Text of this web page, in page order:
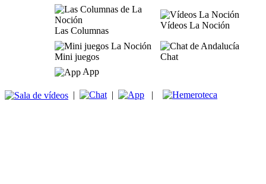
Las Columnas
Vídeos La Noción
Mini juegos
Chat
App
| | |